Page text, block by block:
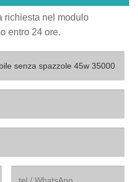
richiesta nel modulo
entro 24 ore.